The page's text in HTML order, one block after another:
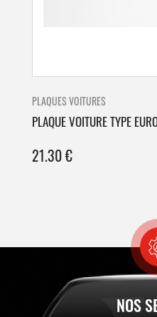
PLAQUES VOITURES
PLAQUE VOITURE TYPE
21.30€
NOS